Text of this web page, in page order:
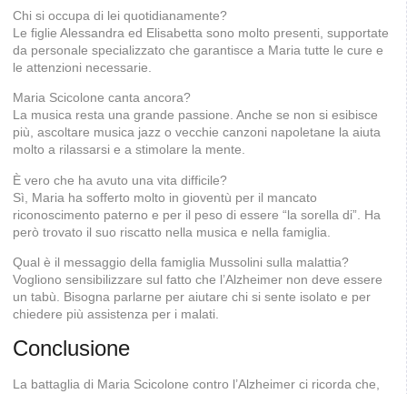
Chi si occupa di lei quotidianamente?
Le figlie Alessandra ed Elisabetta sono molto presenti, supportate
da personale specializzato che garantisce a Maria tutte le cure e
le attenzioni necessarie.
Maria Scicolone canta ancora?
La musica resta una grande passione. Anche se non si esibisce
più, ascoltare musica jazz o vecchie canzoni napoletane la aiuta
molto a rilassarsi e a stimolare la mente.
È vero che ha avuto una vita difficile?
Sì, Maria ha sofferto molto in gioventù per il mancato
riconoscimento paterno e per il peso di essere “la sorella di”. Ha
però trovato il suo riscatto nella musica e nella famiglia.
Qual è il messaggio della famiglia Mussolini sulla malattia?
Vogliono sensibilizzare sul fatto che l’Alzheimer non deve essere
un tabù. Bisogna parlarne per aiutare chi si sente isolato e per
chiedere più assistenza per i malati.
Conclusione
La battaglia di Maria Scicolone contro l’Alzheimer ci ricorda che,